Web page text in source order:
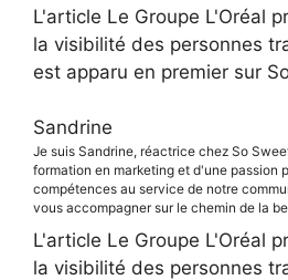
L'article Le Groupe L'Oréal
la visibilité des personnes
est apparu en premier sur
Sandrine
Je suis Sandrine, réactrice chez So
formation en marketing et d'une passion
compétences au service de notre
vous accompagner sur le chemin de la
L'article Le Groupe L'Oréal
la visibilité des personnes